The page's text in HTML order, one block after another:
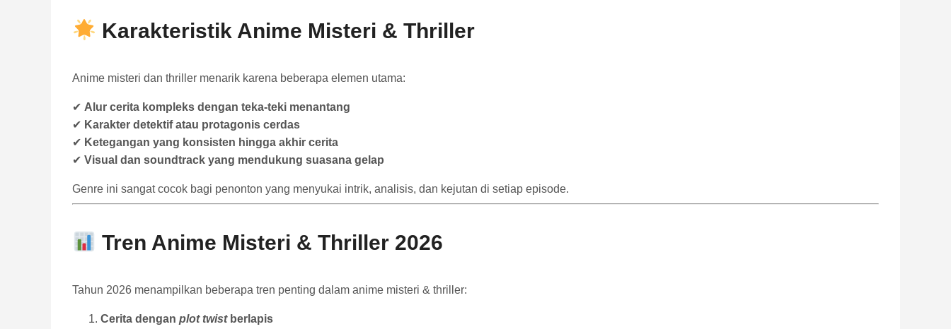
Karakteristik Anime Misteri & Thriller
Anime misteri dan thriller menarik karena beberapa elemen utama:
✔ Alur cerita kompleks dengan teka-teki menantang
✔ Karakter detektif atau protagonis cerdas
✔ Ketegangan yang konsisten hingga akhir cerita
✔ Visual dan soundtrack yang mendukung suasana gelap
Genre ini sangat cocok bagi penonton yang menyukai intrik, analisis, dan kejutan di setiap episode.
Tren Anime Misteri & Thriller 2026
Tahun 2026 menampilkan beberapa tren penting dalam anime misteri & thriller:
Cerita dengan plot twistberlapis